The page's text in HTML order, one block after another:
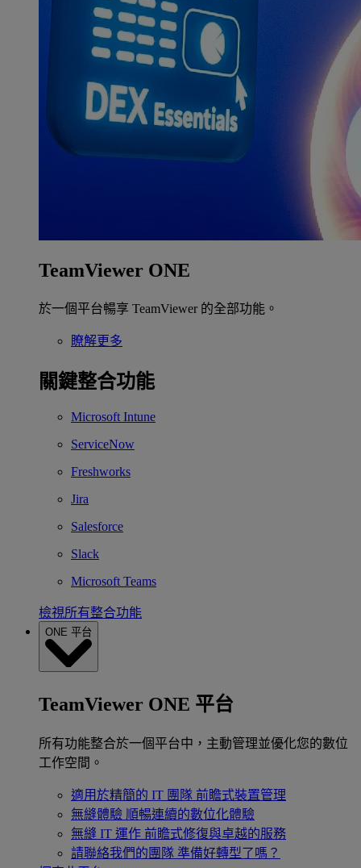
TeamViewer ONE
於一個平台暢享 TeamViewer 的全部功能。
瞭解更多
關鍵整合功能
Microsoft Intune
ServiceNow
Freshworks
Jira
Salesforce
Slack
Microsoft Teams
檢視所有整合功能
ONE 平台
TeamViewer ONE 平台
所有功能整合於一個平台中，主動管理並優化您的數位
工作空間。
適用於精簡的 IT 團隊 前瞻式裝置管理
無縫體驗 順暢連續的數位化體驗
無縫 IT 運作 前瞻式修復與卓越的服務
請聯絡我們的團隊 準備好轉型了嗎？